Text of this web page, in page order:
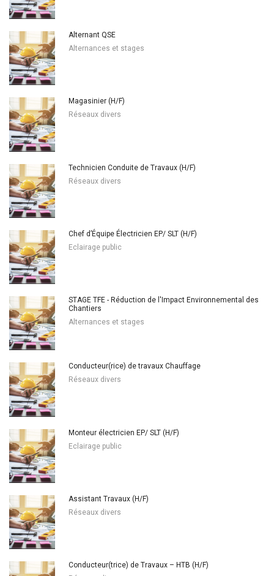
Alternant QSE
Alternances et stages
Magasinier (H/F)
Réseaux divers
Technicien Conduite de Travaux (H/F)
Réseaux divers
Chef d’Équipe Électricien EP/ SLT (H/F)
Eclairage public
STAGE TFE - Réduction de l'Impact Environnemental des
Chantiers
Alternances et stages
Conducteur(rice) de travaux Chauffage
Réseaux divers
Monteur électricien EP/ SLT (H/F)
Eclairage public
Assistant Travaux (H/F)
Réseaux divers
Conducteur(trice) de Travaux – HTB (H/F)